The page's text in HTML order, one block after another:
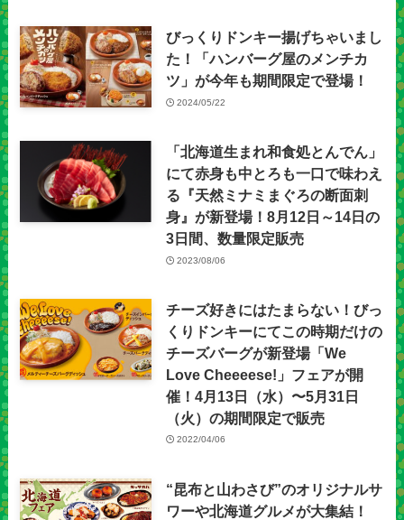
びっくりドンキー揚げちゃいまし
た！「ハンバーグ屋のメンチカ
ツ」が今年も期間限定で登場！
2024/05/22
「北海道生まれ和食処とんでん」
にて赤身も中とろも一口で味わえ
る『天然ミナミまぐろの断面刺
身』が新登場！8月12日～14日の
3日間、数量限定販売
2023/08/06
チーズ好きにはたまらない！びっ
くりドンキーにてこの時期だけの
チーズバーグが新登場「We
Love Cheeeese!」フェアが開
催！4月13⽇（⽔）〜5⽉31⽇
（⽕）の期間限定で販売
2022/04/06
“昆布と山わさび”のオリジナルサ
ワーや北海道グルメが大集結！